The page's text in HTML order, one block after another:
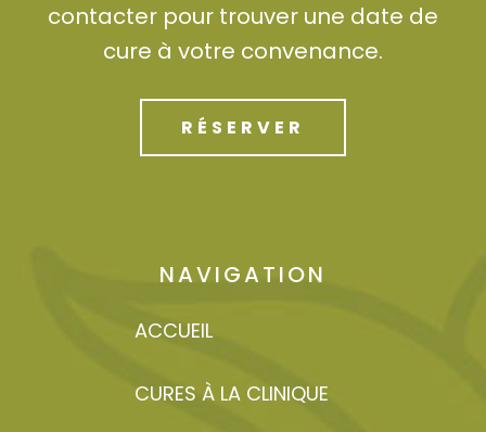
contacter pour trouver une date de
cure à votre convenance.
RÉSERVER
NAVIGATION
ACCUEIL
CURES À LA CLINIQUE